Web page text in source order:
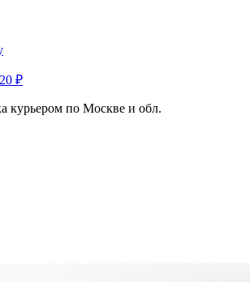
₽
курьером по Москве и обл.